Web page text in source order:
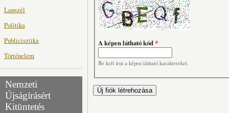
Lapszél
Politika
Publicisztika
Történelem
Nemzeti
Újságírásért
Kitüntetés
A képen látható kód*
Be kell írni a képen látható karaktereket.